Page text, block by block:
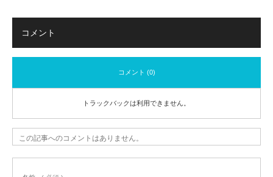
コメント
コメント (0)
トラックバックは利用できません。
この記事へのコメントはありません。